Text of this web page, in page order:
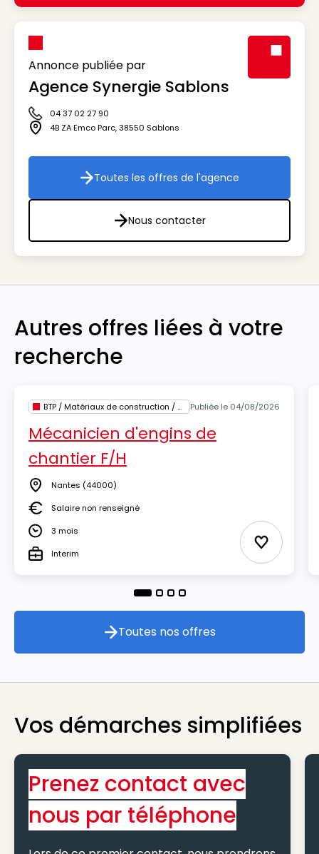
Annonce publiée par
Agence Synergie Sablons
Icône téléphone
04 37 02 27 90
Icône adresse
4B ZA Emco Parc,38550 Sablons
Toutes les offres de l'agence
Toutes les offres de l'agence
Nous contacter
Nous contacter
Autres offres liées à votre
recherche
BTP / Matériaux de construction / Architecture Publiée le 04/08/2026
Mécanicien d'engins de
chantier F/H
Lieu Nantes (44000)
SalaireSalaire non renseigné
Durée3 mois
TypeInterim Ajouter
Toutes nos offres
Toutes nos offres
Vos démarches simplifiées
Prenez contact avec
nous par téléphone